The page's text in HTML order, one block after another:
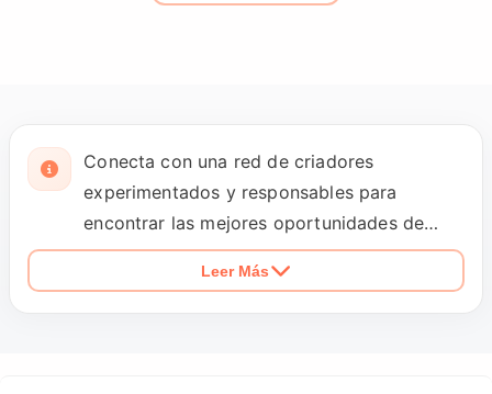
Conecta con una red de criadores
experimentados y responsables para
encontrar las mejores oportunidades de
apareamiento para tu mascota. Nuestra
plataforma facilita conexiones entre dueños
Leer Más